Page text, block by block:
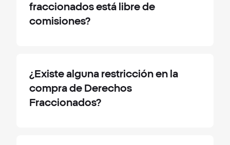
fraccionados está libre de
comisiones?
¿Existe alguna restricción en la
compra de Derechos
Fraccionados?